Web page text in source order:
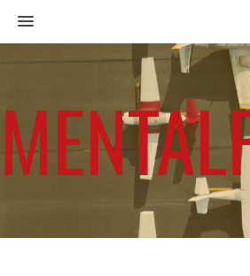
MENU